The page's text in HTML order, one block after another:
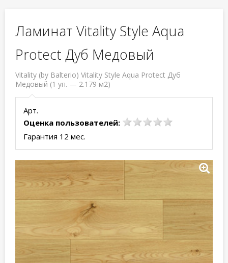
Ламинат Vitality Style Aqua
Protect Дуб Медовый
Vitality (by Balterio) Vitality Style Aqua Protect Дуб
Медовый (1 уп. — 2.179 м2)
Арт.
Оценка пользователей:
Гарантия 12 мес.